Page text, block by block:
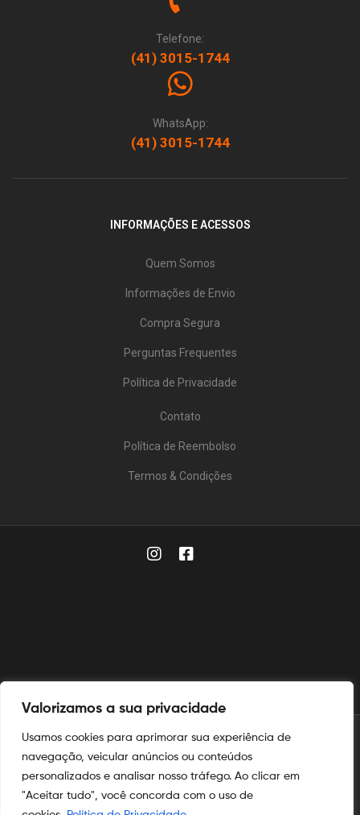
Valorizamos a sua privacidade
Usamos cookies para aprimorar sua experiência de
navegação, veicular anúncios ou conteúdos
personalizados e analisar nosso tráfego. Ao clicar em
"Aceitar tudo", você concorda com o uso de
Telefone:
(41) 3015-1744
WhatsApp:
(41) 3015-1744
INFORMAÇÕES E ACESSOS
Quem Somos
Informações de Envio
Compra Segura
Perguntas Frequentes
Política de Privacidade
Contato
Política de Reembolso
Termos & Condições
Aymoré FogoseAymoré Armassão marcas registradas no
nos termos das leis de propriedade intelectual e industrial.